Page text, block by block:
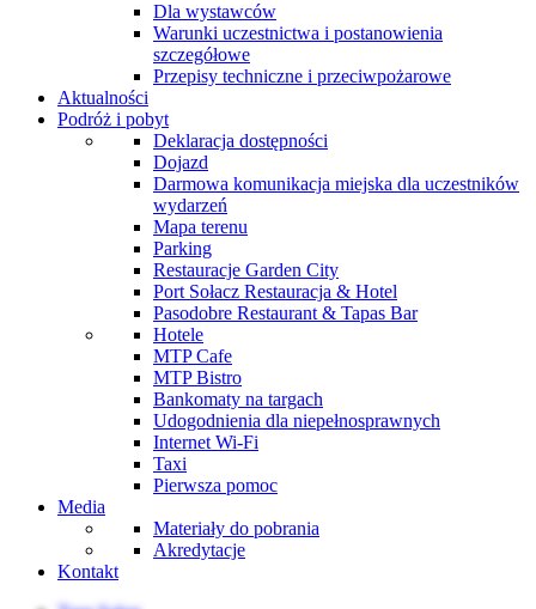
Dla wystawców
Warunki uczestnictwa i postanowienia
szczegółowe
Przepisy techniczne i przeciwpożarowe
Aktualności
Podróż i pobyt
Deklaracja dostępności
Dojazd
Darmowa komunikacja miejska dla uczestników
wydarzeń
Mapa terenu
Parking
Restauracje Garden City
Port Sołacz Restauracja & Hotel
Pasodobre Restaurant & Tapas Bar
Hotele
MTP Cafe
MTP Bistro
Bankomaty na targach
Udogodnienia dla niepełnosprawnych
Internet Wi-Fi
Taxi
Pierwsza pomoc
Media
Materiały do pobrania
Akredytacje
Kontakt